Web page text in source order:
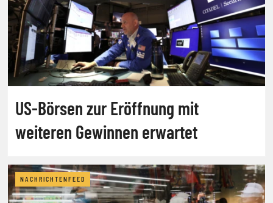
US-Börsen zur Eröffnung mit
weiteren Gewinnen erwartet
NACHRICHTENFEED